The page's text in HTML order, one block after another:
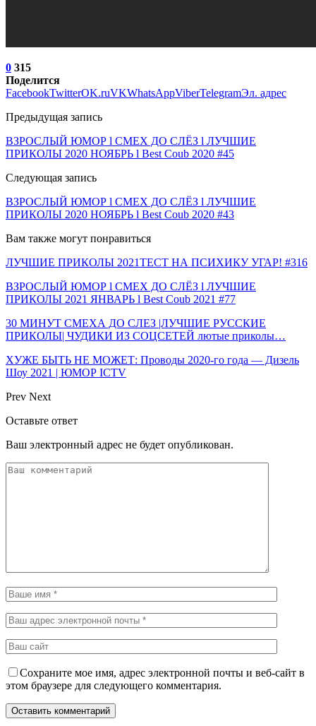
0 315
Поделится
FacebookTwitterOK.ruVKWhatsAppViberTelegramЭл. адрес
Предыдущая запись
ВЗРОСЛЫЙ ЮМОР l СМЕХ ДО СЛЁЗ l ЛУЧШИЕ
ПРИКОЛЫ 2020 НОЯБРЬ l Best Coub 2020 #45
Следующая запись
ВЗРОСЛЫЙ ЮМОР l СМЕХ ДО СЛЁЗ l ЛУЧШИЕ
ПРИКОЛЫ 2020 НОЯБРЬ l Best Coub 2020 #43
Вам также могут понравиться
ЛУЧШИЕ ПРИКОЛЫ 2021ТЕСТ НА ПСИХИКУ УГАР! #316
ВЗРОСЛЫЙ ЮМОР l СМЕХ ДО СЛЁЗ l ЛУЧШИЕ
ПРИКОЛЫ 2021 ЯНВАРЬ l Best Coub 2021 #77
30 МИНУТ СМЕХА ДО СЛЕЗ |ЛУЧШИЕ РУССКИЕ
ПРИКОЛЫ| ЧУДИКИ ИЗ СОЦСЕТЕЙ лютые приколы…
ХУЖЕ БЫТЬ НЕ МОЖЕТ: Проводы 2020-го года — Дизель
Шоу 2021 | ЮМОР ICTV
Prev Next
Оставьте ответ
Ваш электронный адрес не будет опубликован.
Сохраните мое имя, адрес электронной почты и веб-сайт в
этом браузере для следующего комментария.